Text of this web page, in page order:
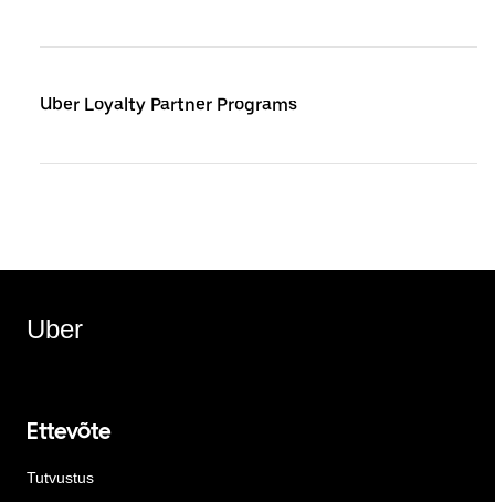
Uber Loyalty Partner Programs
Uber
Ettevõte
Tutvustus